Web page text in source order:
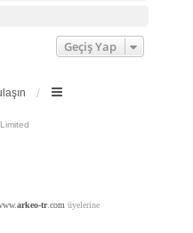
Geçiş Yap
arkeo-tr.com üyelerine